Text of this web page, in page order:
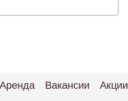
Аренда Вакансии Акции